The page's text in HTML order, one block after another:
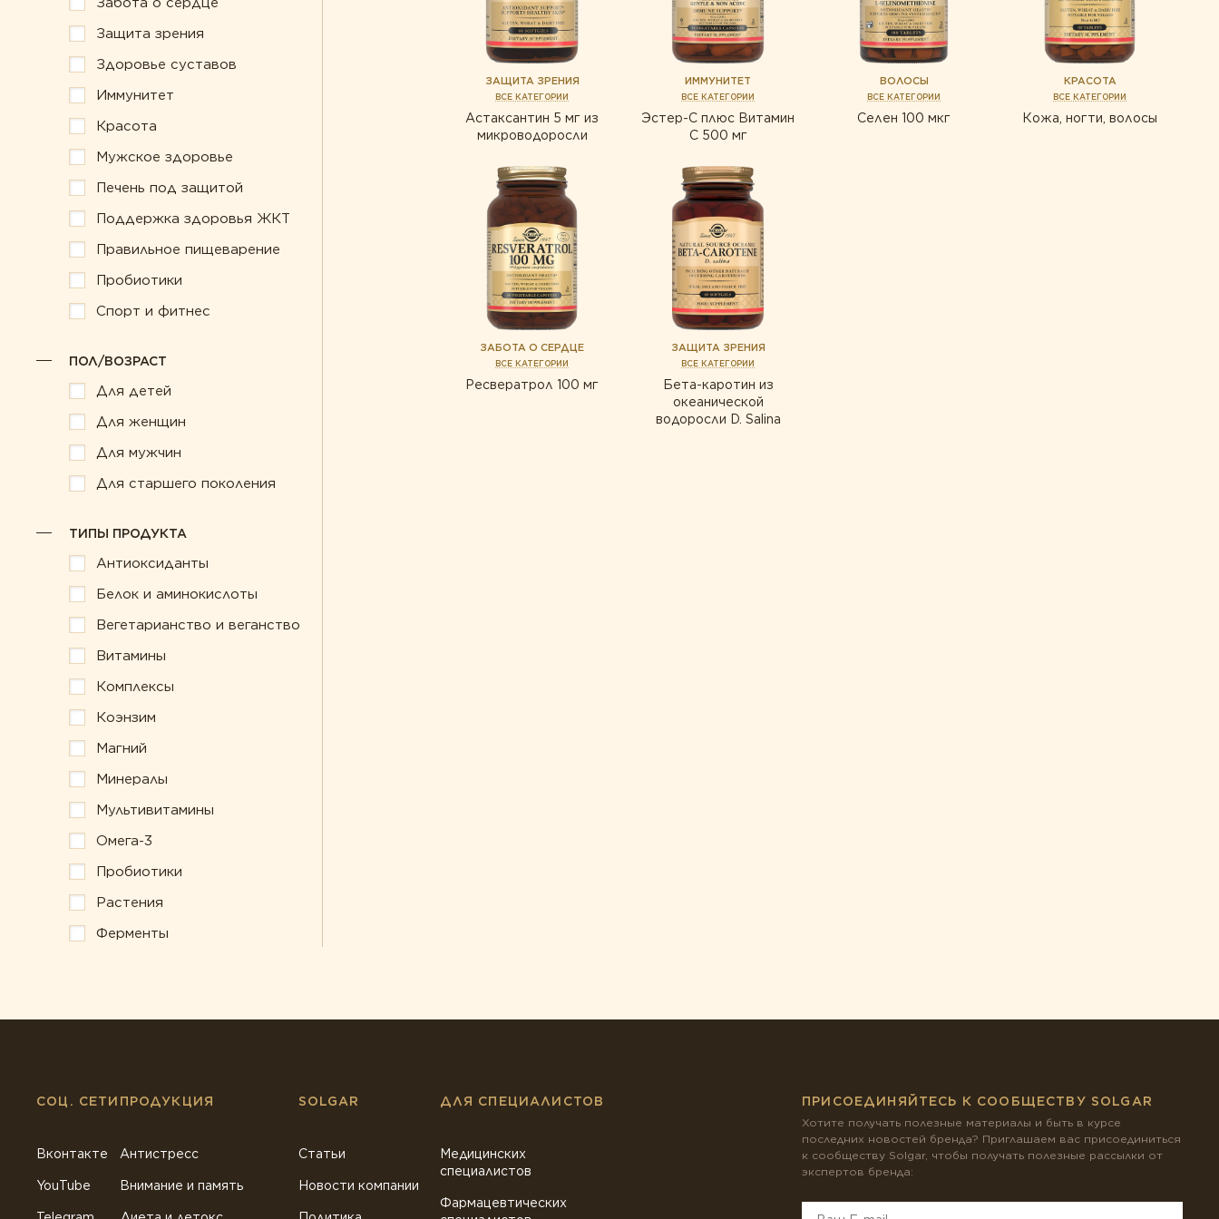
Забота о сердце
Защита зрения
Здоровье суставов
Пробиотики
Защита зрения
Здоровье суставов
Иммунитет
Красота
Мужское здоровье
Печень под защитой
Поддержка здоровья ЖКТ
Правильное пищеварение
Пробиотики
Спорт и фитнес
ПОЛ/ВОЗРАСТ
Для детей
Для женщин
Для мужчин
Для старшего поколения
ТИПЫ ПРОДУКТА
Антиоксиданты
Белок и аминокислоты
Вегетарианство и веганство
Витамины
Комплексы
Коэнзим
Магний
Минералы
Мультивитамины
Омега-3
Пробиотики
Растения
Ферменты
ЗАЩИТА ЗРЕНИЯ
ВСЕ КАТЕГОРИИ
Астаксантин 5 мг из
микроводоросли
ИММУНИТЕТ
ВСЕ КАТЕГОРИИ
Эстер-С плюс Витамин
С 500 мг
ВОЛОСЫ
ВСЕ КАТЕГОРИИ
Селен 100 мкг
КРАСОТА
ВСЕ КАТЕГОРИИ
Кожа, ногти, волосы
ЗАБОТА О СЕРДЦЕ
ВСЕ КАТЕГОРИИ
Ресвератрол 100 мг
ЗАЩИТА ЗРЕНИЯ
ВСЕ КАТЕГОРИИ
Бета-каротин из
океанической
водоросли D. Salina
СОЦ. СЕТИ
Вконтакте
YouTube
ПРОДУКЦИЯ
Антистресс
Внимание и память
SOLGAR
Статьи
Новости компании
ДЛЯ СПЕЦИАЛИСТОВ
Медицинских
специалистов
Фармацевтических
ПРИСОЕДИНЯЙТЕСЬ К СООБЩЕСТВУ SOLGAR
Хотите получать полезные материалы и быть в курсе
последних новостей бренда? Приглашаем вас присоединиться
к сообществу Solgar, чтобы получать полезные рассылки от
экспертов бренда: